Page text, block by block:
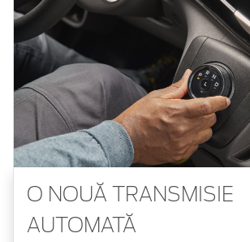
O NOUĂ TRANSMISIE
AUTOMATĂ